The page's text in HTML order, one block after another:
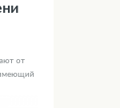
от
имеющий